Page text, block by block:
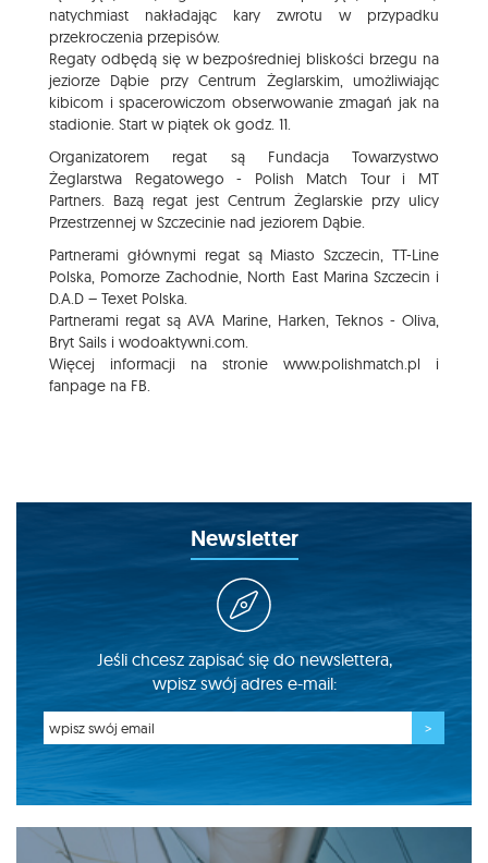
natychmiast nakładając kary zwrotu w przypadku
przekroczenia przepisów.
Regaty odbędą się w bezpośredniej bliskości brzegu na
jeziorze Dąbie przy Centrum Żeglarskim, umożliwiając
kibicom i spacerowiczom obserwowanie zmagań jak na
stadionie. Start w piątek ok godz. 11.
Organizatorem regat są Fundacja Towarzystwo
Żeglarstwa Regatowego - Polish Match Tour i MT
Partners. Bazą regat jest Centrum Żeglarskie przy ulicy
Przestrzennej w Szczecinie nad jeziorem Dąbie.
Partnerami głównymi regat są Miasto Szczecin, TT-Line
Polska, Pomorze Zachodnie, North East Marina Szczecin i
D.A.D – Texet Polska.
Partnerami regat są AVA Marine, Harken, Teknos - Oliva,
Bryt Sails i wodoaktywni.com.
Więcej informacji na stronie www.polishmatch.pl i
fanpage na FB.
Newsletter
Jeśli chcesz zapisać się do newslettera,
wpisz swój adres e-mail: